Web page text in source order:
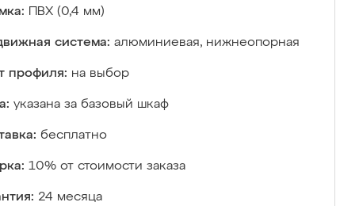
ПВХ (0,4 мм)
система: алюминиевая, нижнеопорная
профиля: на выбор
указана за базовый шкаф
бесплатно
10% от стоимости заказа
24 месяца